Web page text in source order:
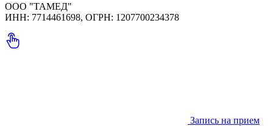
ООО "ТАМЕД"
ИНН: 7714461698, ОГРН: 1207700234378
Запись на прием